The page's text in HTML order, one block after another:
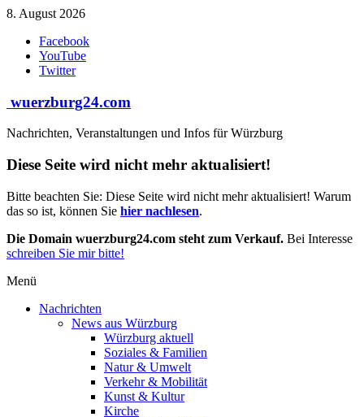
Zum
springen
8. August 2026
Facebook
YouTube
Twitter
wuerzburg24.com
Nachrichten, Veranstaltungen und Infos für Würzburg
Diese Seite wird nicht mehr aktualisiert!
Bitte beachten Sie: Diese Seite wird nicht mehr aktualisiert! Warum
das so ist, können Sie hier nachlesen.
Die Domain wuerzburg24.com steht zum Verkauf. Bei Interesse
schreiben Sie mir bitte!
Menü
Nachrichten
News aus Würzburg
Würzburg aktuell
Soziales & Familien
Natur & Umwelt
Verkehr & Mobilität
Kunst & Kultur
Kirche